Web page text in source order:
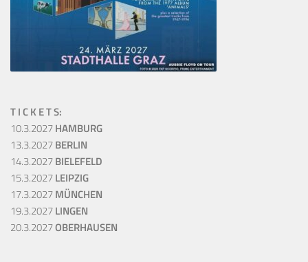
T I C K E T S:
10.3.2027HAMBURG
13.3.2027BERLIN
14.3.2027BIELEFELD
15.3.2027LEIPZIG
17.3.2027MÜNCHEN
19.3.2027LINGEN
20.3.2027OBERHAUSEN